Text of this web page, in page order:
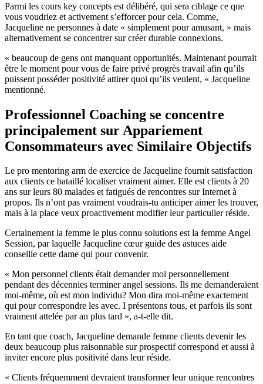
Parmi les cours key concepts est délibéré, qui sera ciblage ce que
vous voudriez et activement s’efforcer pour cela. Comme,
Jacqueline ne personnes à date « simplement pour amusant, » mais
alternativement se concentrer sur créer durable connexions.
« beaucoup de gens ont manquant opportunités. Maintenant pourrait
être le moment pour vous de faire privé progrès travail afin qu’ils
puissent posséder positivité attirer quoi qu’ils veulent, « Jacqueline
mentionné.
Professionnel Coaching se concentre
principalement sur Appariement
Consommateurs avec Similaire Objectifs
Le pro mentoring arm de exercice de Jacqueline fournit satisfaction
aux clients ce bataillé localiser vraiment aimer. Elle est clients à 20
ans sur leurs 80 malades et fatigués de rencontres sur Internet à
propos. Ils n’ont pas vraiment voudrais-tu anticiper aimer les trouver,
mais à la place veux proactivement modifier leur particulier réside.
Certainement la femme le plus connu solutions est la femme Angel
Session, par laquelle Jacqueline cœur guide des astuces aide
conseille cette dame qui pour convenir.
« Mon personnel clients était demander moi personnellement
pendant des décennies terminer angel sessions. Ils me demanderaient
moi-même, où est mon individu? Mon dira moi-même exactement
qui pour correspondre les avec. I présentons tous, et parfois ils sont
vraiment attelée par an plus tard », a-t-elle dit.
En tant que coach, Jacqueline demande femme clients devenir les
deux beaucoup plus raisonnable sur prospectif correspond et aussi à
inviter encore plus positivité dans leur réside.
« Clients fréquemment devraient transformer leur unique rencontres